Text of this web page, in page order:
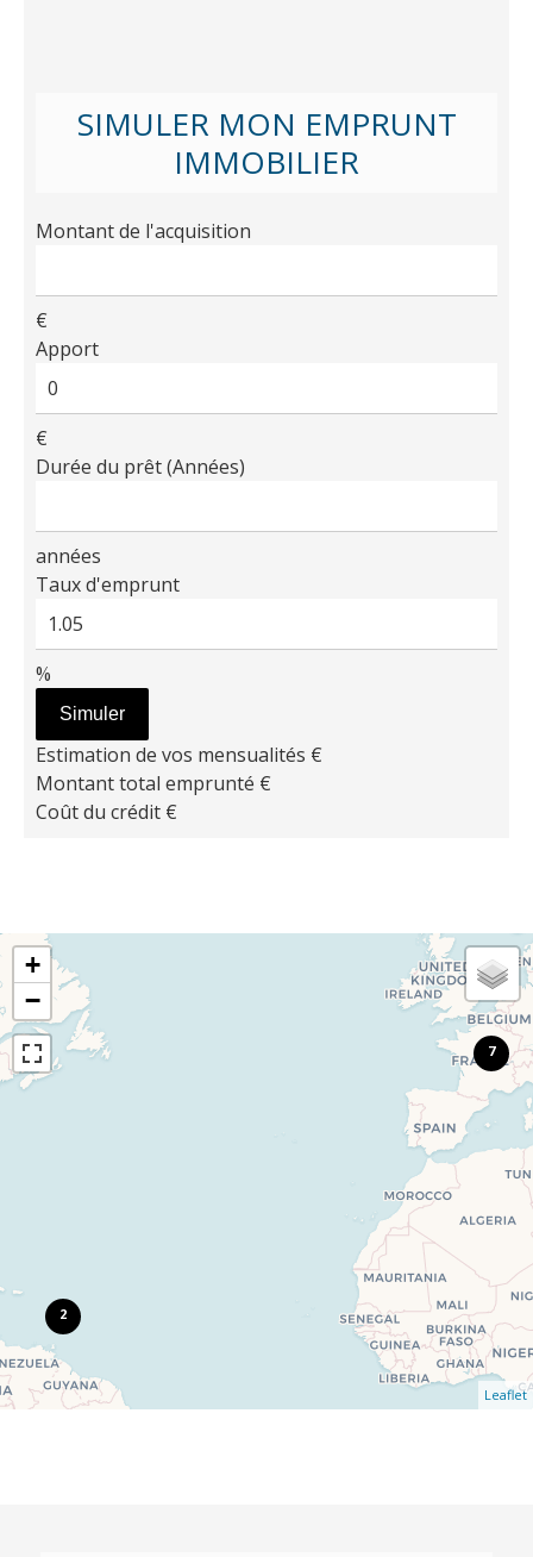
SIMULER MON EMPRUNT
IMMOBILIER
Montant de l'acquisition
€
Apport
€
Durée du prêt (Années)
années
Taux d'emprunt
%
Simuler
Estimation de vos mensualités €
Montant total emprunté €
Coût du crédit €
2
7
+
−
Leaflet